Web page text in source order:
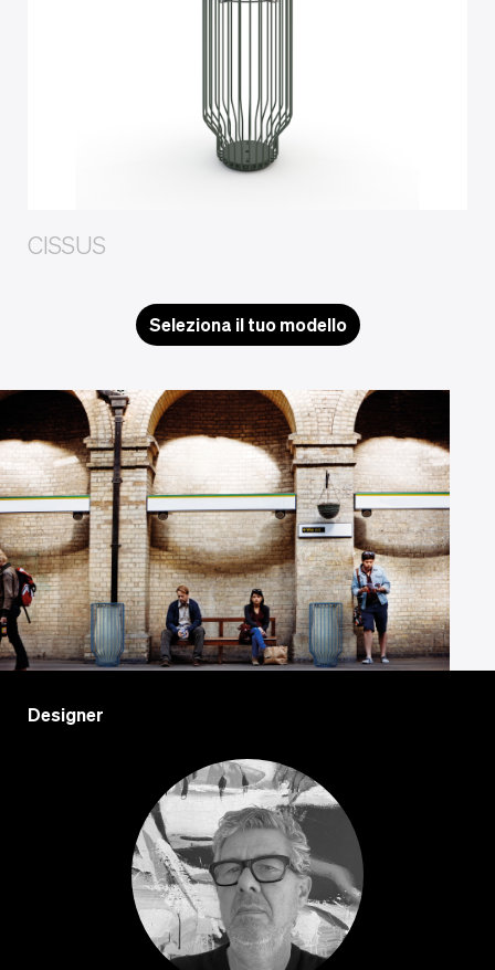
CISSUS
Seleziona il tuo modello
Designer